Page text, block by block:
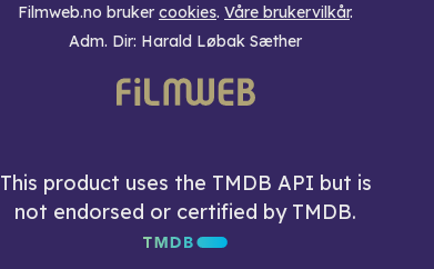
Filmweb.no bruker cookies. Våre brukervilkår.
Adm. Dir: Harald Løbak Sæther
This product uses the TMDB API but is
not endorsed or certified by TMDB.